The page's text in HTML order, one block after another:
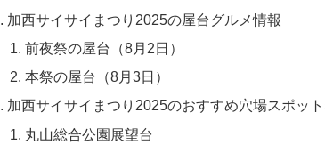
加西サイサイまつり2025の屋台グルメ情報
前夜祭の屋台（8月2日）
本祭の屋台（8月3日）
加西サイサイまつり2025のおすすめ穴場スポット
丸山総合公園展望台